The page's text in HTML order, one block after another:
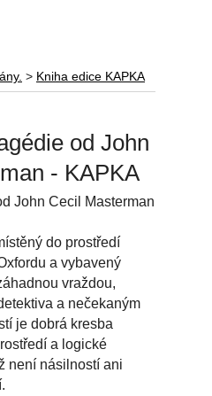
> Kniha edice KAPKA
od John
- KAPKA
John Cecil Masterman
do prostředí
a vybavený
vraždou,
a nečekaným
je dobrá kresba
a logické
není násilností ani